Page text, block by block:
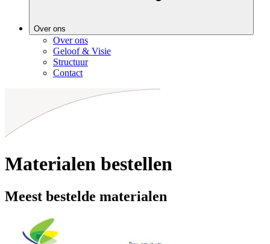
Over ons
Over ons
Geloof & Visie
Structuur
Contact
Materialen bestellen
Meest bestelde materialen